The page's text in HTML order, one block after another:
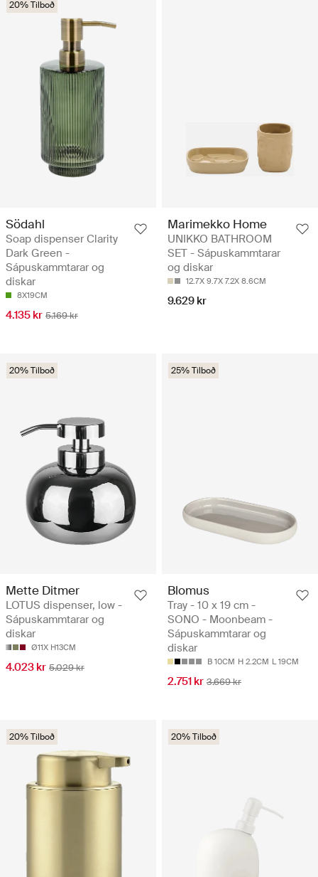
20% Tilboð
Södahl
Soap dispenser Clarity
Dark Green -
Sápuskammtarar og
diskar
8X19CM
4.135 kr 5.169 kr
Marimekko Home
UNIKKO BATHROOM
SET - Sápuskammtarar
og diskar
12.7X 9.7X 7.2X 8.6CM
9.629 kr
20% Tilboð
Mette Ditmer
LOTUS dispenser, low -
Sápuskammtarar og
diskar
Ø11X H13CM
4.023 kr 5.029 kr
25% Tilboð
Blomus
Tray - 10 x 19 cm -
SONO - Moonbeam -
Sápuskammtarar og
diskar
B 10CM H 2.2CM L 19CM
2.751 kr 3.669 kr
20% Tilboð 20% Tilboð